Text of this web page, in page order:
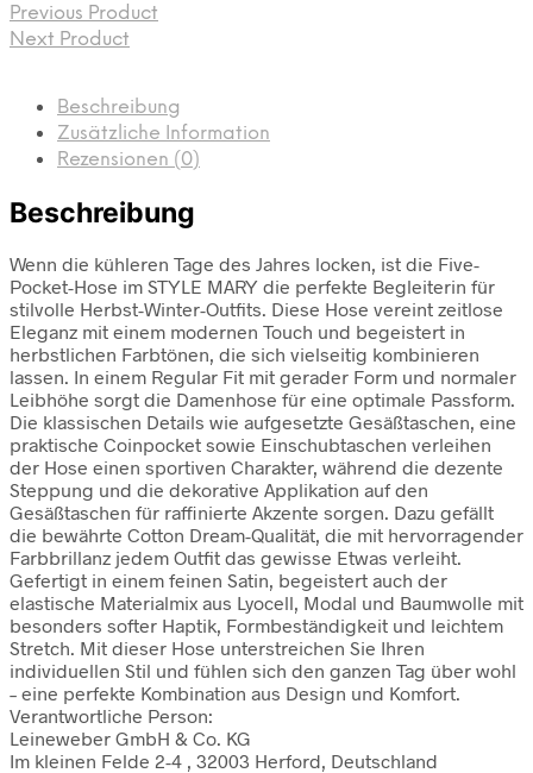
Previous Product
Next Product
Beschreibung
Zusätzliche Information
Rezensionen (0)
Beschreibung
Wenn die kühleren Tage des Jahres locken, ist die Five-
Pocket-Hose im STYLE MARY die perfekte Begleiterin für
stilvolle Herbst-Winter-Outfits. Diese Hose vereint zeitlose
Eleganz mit einem modernen Touch und begeistert in
herbstlichen Farbtönen, die sich vielseitig kombinieren
lassen. In einem Regular Fit mit gerader Form und normaler
Leibhöhe sorgt die Damenhose für eine optimale Passform.
Die klassischen Details wie aufgesetzte Gesäßtaschen, eine
praktische Coinpocket sowie Einschubtaschen verleihen
der Hose einen sportiven Charakter, während die dezente
Steppung und die dekorative Applikation auf den
Gesäßtaschen für raffinierte Akzente sorgen. Dazu gefällt
die bewährte Cotton Dream-Qualität, die mit hervorragender
Farbbrillanz jedem Outfit das gewisse Etwas verleiht.
Gefertigt in einem feinen Satin, begeistert auch der
elastische Materialmix aus Lyocell, Modal und Baumwolle mit
besonders softer Haptik, Formbeständigkeit und leichtem
Stretch. Mit dieser Hose unterstreichen Sie Ihren
individuellen Stil und fühlen sich den ganzen Tag über wohl
– eine perfekte Kombination aus Design und Komfort.
Verantwortliche Person:
Leineweber GmbH & Co. KG
Im kleinen Felde 2-4 , 32003 Herford, Deutschland